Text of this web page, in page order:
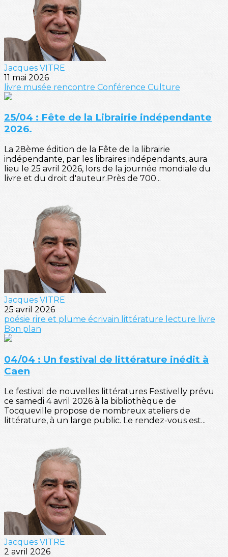
Jacques VITRE
11 mai 2026
livre musée rencontre Conférence Culture
25/04 : Fête de la Librairie indépendante
2026.
La 28ème édition de la Fête de la librairie
indépendante, par les libraires indépendants, aura
lieu le 25 avril 2026, lors de la journée mondiale du
livre et du droit d'auteur.Près de 700...
Jacques VITRE
25 avril 2026
poésie rire et plume écrivain littérature lecture livre
Bon plan
04/04 : Un festival de littérature inédit à
Caen
Le festival de nouvelles littératures Festivelly prévu
ce samedi 4 avril 2026 à la bibliothèque de
Tocqueville propose de nombreux ateliers de
littérature, à un large public. Le rendez-vous est...
Jacques VITRE
2 avril 2026